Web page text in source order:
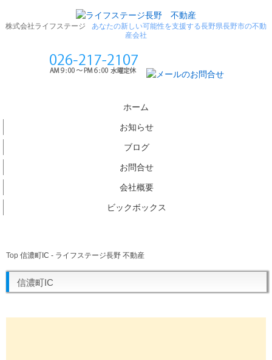
株式会社ライフステージ
あなたの新しい可能性を支援する長野県長野市の不動
産会社
ホーム
お知らせ
ブログ
お問合せ
会社概要
ビックボックス
Top 信濃町IC - ライフステージ長野 不動産
信濃町IC